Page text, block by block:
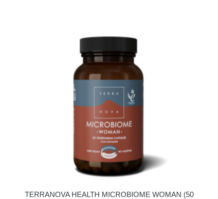
TERRANOVA HEALTH MICROBIOME WOMAN (50